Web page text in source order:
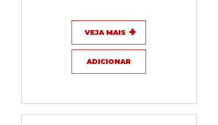
VEJA MAIS
ADICIONAR